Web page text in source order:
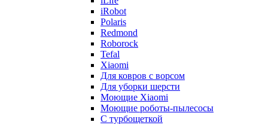
iRobot
Polaris
Redmond
Roborock
Tefal
Xiaomi
Для ковров с ворсом
Для уборки шерсти
Моющие Xiaomi
Моющие роботы-пылесосы
С турбощеткой